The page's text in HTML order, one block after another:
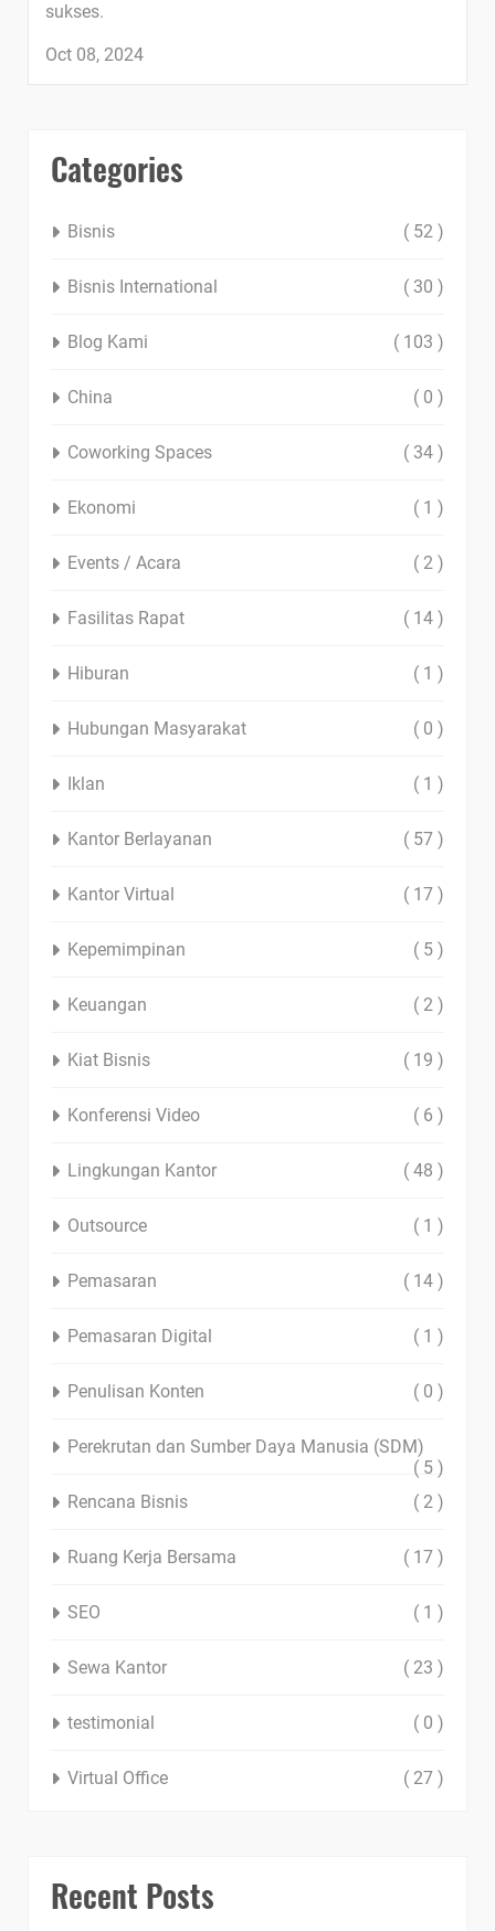
sukses.
Oct 08, 2024
Categories
Bisnis ( 52 )
Bisnis International ( 30 )
Blog Kami ( 103 )
China ( 0 )
Coworking Spaces ( 34 )
Ekonomi ( 1 )
Events / Acara ( 2 )
Fasilitas Rapat ( 14 )
Hiburan ( 1 )
Hubungan Masyarakat ( 0 )
Iklan ( 1 )
Kantor Berlayanan ( 57 )
Kantor Virtual ( 17 )
Kepemimpinan ( 5 )
Keuangan ( 2 )
Kiat Bisnis ( 19 )
Konferensi Video ( 6 )
Lingkungan Kantor ( 48 )
Outsource ( 1 )
Pemasaran ( 14 )
Pemasaran Digital ( 1 )
Penulisan Konten ( 0 )
Perekrutan dan Sumber Daya Manusia (SDM)
( 5 )
Rencana Bisnis
( 2 )
Ruang Kerja Bersama ( 17 )
SEO ( 1 )
Sewa Kantor ( 23 )
testimonial ( 0 )
Virtual Office ( 27 )
Recent Posts